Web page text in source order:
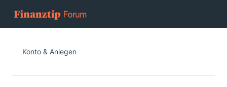
Konto & Anlegen